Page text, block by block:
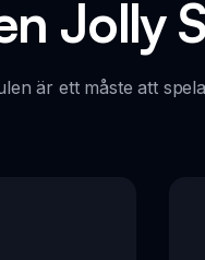
Jolly
är ett måste att